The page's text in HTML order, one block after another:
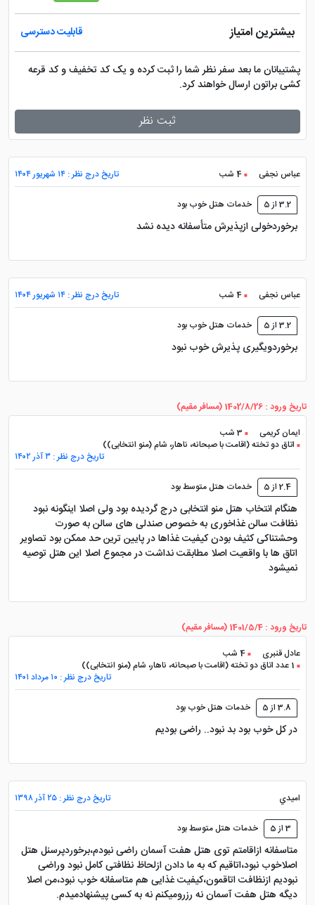
بیشترین امتیاز قابلیت دسترسی
پشتیبانان ما بعد سفر نظر شما را ثبت کرده و یک کد تخفیف و کد قرعه
کشی براتون ارسال خواهند کرد.
ثبت نظر
عباس نجفی 4 شب تاریخ درج نظر : ۱۴ شهریور ۱۴۰۴
3.2 از 5 خدمات هتل خوب بود
برخوردخولی ازپذیرش متأسفانه دیده نشد
عباس نجفی 4 شب تاریخ درج نظر : ۱۴ شهریور ۱۴۰۴
3.2 از 5 خدمات هتل خوب بود
برخوردویگیری پذیرش خوب نبود
تاریخ ورود : 1402/8/26 (مسافر مقیم)
ایمان کریمی
3 شب
اتاق دو تخته (اقامت با صبحانه، ناهار، شام (منو انتخابی))
تاریخ درج نظر : ۳ آذر ۱۴۰۲
2.4 از 5 خدمات هتل متوسط بود
هنگام انتخاب هتل منو انتخابی درج گردیده بود ولی اصلا اینگونه نبود
نظافت سالن غذاخوری به خصوص صندلی های سالن به صورت
وحشتناکی کثیف بودن کیفیت غذاها در پایین ترین حد ممکن بود تصاویر
اتاق ها با واقعیت اصلا مطابقت نداشت در مجموع اصلا این هتل توصیه
نمیشود
تاریخ ورود : 1401/5/4 (مسافر مقیم)
عادل قنبری
4 شب
1 عدد اتاق دو تخته (اقامت با صبحانه، ناهار، شام (منو انتخابی))
تاریخ درج نظر : ۱۰ مرداد ۱۴۰۱
3.8 از 5 خدمات هتل خوب بود
در کل خوب بود بد نبود.. راضی بودیم
اميدي تاریخ درج نظر : ۲۵ آذر ۱۳۹۸
3 از 5 خدمات هتل متوسط بود
متاسفانه ازاقامتم توی هتل هفت آسمان راضی نبودم،برخوردپرسنل هتل
اصلاخوب نبود،اتاقیم که به ما دادن ازلحاظ نظافتی کامل نبود وراضی
نبودیم ازنظافت اتاقمون،کیفیت غذایی هم متاسفانه خوب نبود،من اصلا
دیگه هتل هفت آسمان نه رزرومیکنم نه به کسی پیشنهادمیدم.